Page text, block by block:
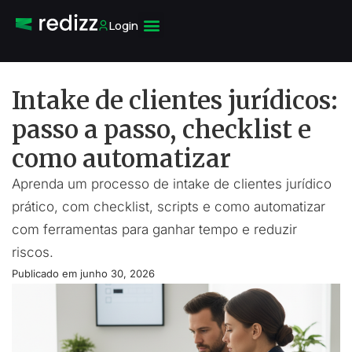
Login
Intake de clientes jurídicos:
passo a passo, checklist e
como automatizar
Aprenda um processo de intake de clientes jurídico
prático, com checklist, scripts e como automatizar
com ferramentas para ganhar tempo e reduzir
riscos.
Publicado em junho 30, 2026